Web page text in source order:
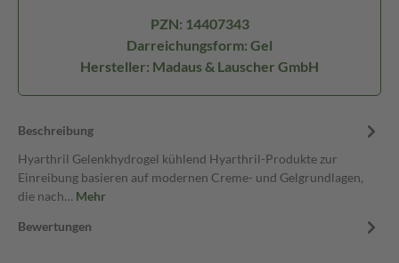
PZN: 14407343
Darreichungsform: Gel
Hersteller: Madaus & Lauscher GmbH
Beschreibung
Hyarthril Gelenkhydrogel kühlend Hyarthril-Produkte zur
Einreibung basieren auf modernen Creme- und Gelgrundlagen,
die nach… Mehr
Bewertungen